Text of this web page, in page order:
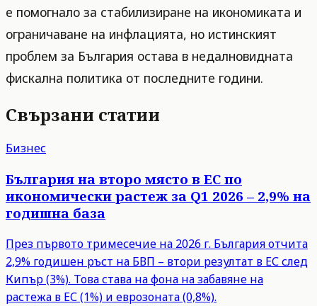
е помогнало за стабилизиране на икономиката и
ограничаване на инфлацията, но истинският
проблем за България остава в недалновидната
фискална политика от последните години.
Свързани статии
Бизнес
България на второ място в ЕС по
икономически растеж за Q1 2026 – 2,9% на
годишна база
През първото тримесечие на 2026 г. България отчита
2,9% годишен ръст на БВП – втори резултат в ЕС след
Кипър (3%). Това става на фона на забавяне на
растежа в ЕС (1%) и еврозоната (0,8%).